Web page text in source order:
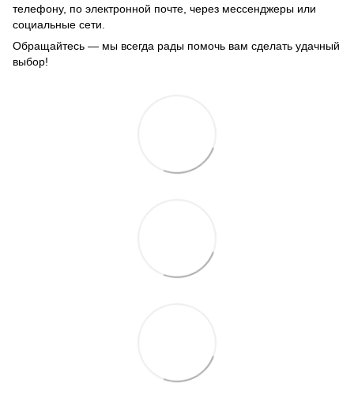
телефону, по электронной почте, через мессенджеры или
социальные сети.
Обращайтесь — мы всегда рады помочь вам сделать удачный
выбор!